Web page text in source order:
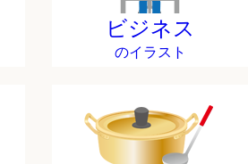
ビジネス
のイラスト